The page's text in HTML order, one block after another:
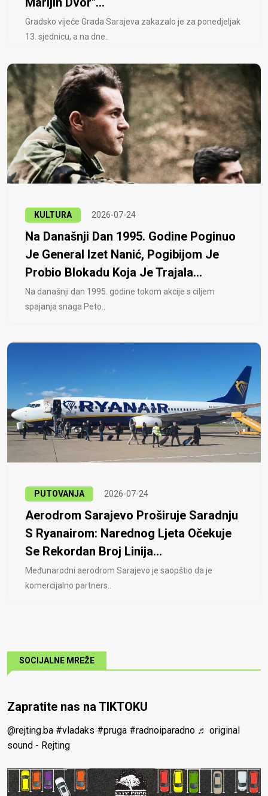
Gradsko vijeće Grada Sarajeva zakazalo je za ponedjeljak
13. sjednicu, a na dne..
KULTURA 2026-07-24
Na Današnji Dan 1995. Godine Poginuo
Je General Izet Nanić, Pogibijom Je
Probio Blokadu Koja Je Trajala...
Na današnji dan 1995. godine tokom akcije s ciljem
spajanja snaga Peto..
PUTOVANJA 2026-07-24
Aerodrom Sarajevo Proširuje Saradnju
S Ryanairom: Narednog Ljeta Očekuje
Se Rekordan Broj Linija...
Međunarodni aerodrom Sarajevo je saopštio da je
komercijalno partners..
SOCIJALNE MREŽE
Zapratite nas na TIKTOKU
@rejting.ba #vladaks #pruga #radnoiparadno ♬ original
sound - Rejting